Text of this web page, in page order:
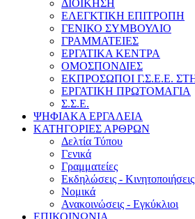
ΔΙΟΙΚΗΣΗ
ΕΛΕΓΚΤΙΚΗ ΕΠΙΤΡΟΠΗ
ΓΕΝΙΚΟ ΣΥΜΒΟΥΛΙΟ
ΓΡΑΜΜΑΤΕΙΕΣ
ΕΡΓΑΤΙΚΑ ΚΕΝΤΡΑ
ΟΜΟΣΠΟΝΔΙΕΣ
ΕΚΠΡΟΣΩΠΟΙ Γ.Σ.Ε.Ε.
ΕΡΓΑΤΙΚΗ ΠΡΩΤΟΜΑΓΙΑ
Σ.Σ.Ε.
ΨΗΦΙΑΚΑ ΕΡΓΑΛΕΙΑ
ΚΑΤΗΓΟΡΙΕΣ ΑΡΘΡΩΝ
Δελτία Τύπου
Γενικά
Γραμματείες
Εκδηλώσεις - Κινητοποιήσεις
Νομικά
Ανακοινώσεις - Εγκύκλιοι